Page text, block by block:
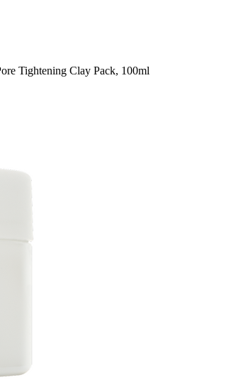
Tightening Clay Pack, 100ml